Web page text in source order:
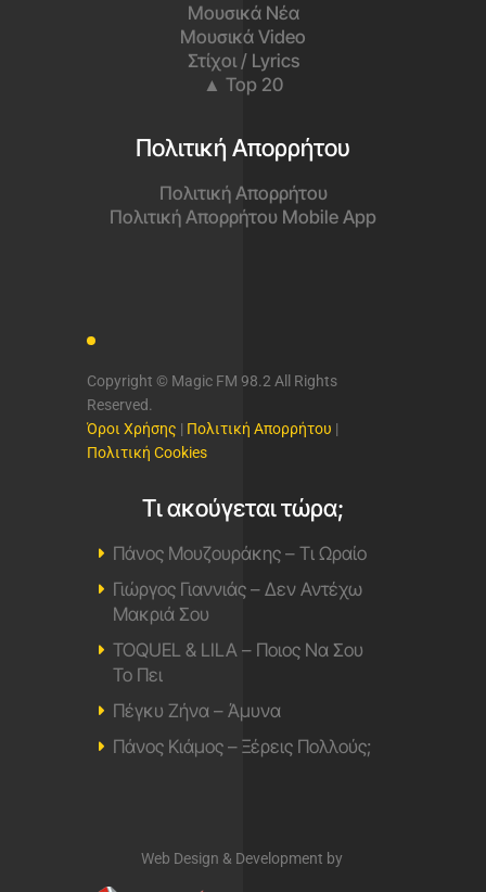
Μουσικά Νέα
Μουσικά Video
Στίχοι / Lyrics
▲ Top 20
Πολιτική Απορρήτου
Πολιτική Απορρήτου
Πολιτική Απορρήτου Mobile App
Copyright © Magic FM 98.2 All Rights
Reserved.
Όροι Χρήσης | Πολιτική Απορρήτου |
Πολιτική Cookies
Τι ακούγεται τώρα;
Πάνος Μουζουράκης – Τι Ωραίο
Γιώργος Γιαννιάς – Δεν Αντέχω
Μακριά Σου
TOQUEL & LILA – Ποιος Να Σου
Το Πει
Πέγκυ Ζήνα – Άμυνα
Πάνος Κιάμος – Ξέρεις Πολλούς;
Web Design & Development by